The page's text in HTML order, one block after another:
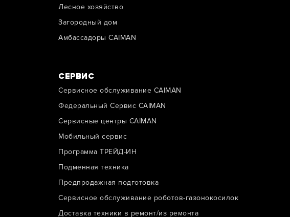
Лесное хозяйство
Загородный дом
Амбассадоры CAIMAN
СЕРВИС
Сервисное обслуживание CAIMAN
Федеральный Сервис CAIMAN
Сервисные центры CAIMAN
Мобильный сервис
Программа ТРЕЙД-ИН
Подменная техника
Предпродажная подготовка
Сервисное обслуживание роботов-газонокосилок
Доставка техники в ремонт/из ремонта